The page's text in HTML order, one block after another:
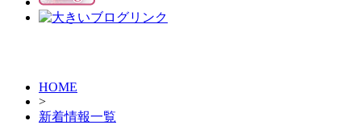
HOME
>
新着情報一覧